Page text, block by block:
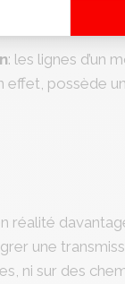
: les lignes d’un
effet, possède
réalité
une
ni sur des